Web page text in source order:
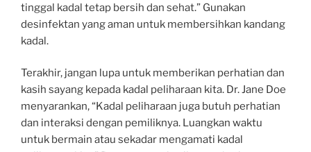
tinggal kadal tetap bersih dan sehat.” Gunakan
desinfektan yang aman untuk membersihkan kandang
kadal.
Terakhir, jangan lupa untuk memberikan perhatian dan
kasih sayang kepada kadal peliharaan kita. Dr. Jane Doe
menyarankan, “Kadal peliharaan juga butuh perhatian
dan interaksi dengan pemiliknya. Luangkan waktu
untuk bermain atau sekadar mengamati kadal